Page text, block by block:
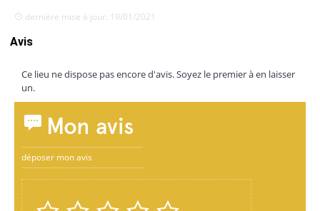
dernière mise à jour: 19/01/2021
Avis
Ce lieu ne dispose pas encore d'avis. Soyez le premier à en laisser
un.
Mon avis
déposer mon avis